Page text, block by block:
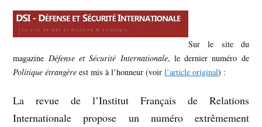
Sur le site du
magazine Défense et Sécurité Internationale, le dernier numéro de
Politique étrangère est mis à l’honneur (voirl’article original) :
La revue de l’Institut Français de Relations
Internationale propose un numéro extrêmement